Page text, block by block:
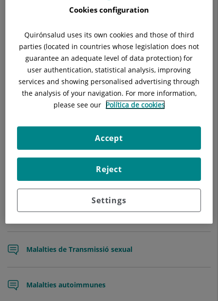
Càncer cutani (queratosis actíniques, carcinoma
espinocel, carcinoma basocel · lular, melanoma)
Acne
Infeccions (herpes zòster, micosis, molluscum
contagiosum, polls, berrugues)
Malalties de Transmissió sexual
Malalties autoimmunes
Cookies configuration
Quirónsalud uses its own cookies and those of third
parties (located in countries whose legislation does not
guarantee an adequate level of data protection) for
user authentication, statistical analysis, improving
services and showing personalised advertising through
the analysis of your navigation. For more information,
please see our Política de cookies
Settings
Reject
Accept